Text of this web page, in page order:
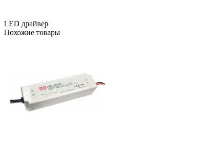
LED драйвер
Похожие товары